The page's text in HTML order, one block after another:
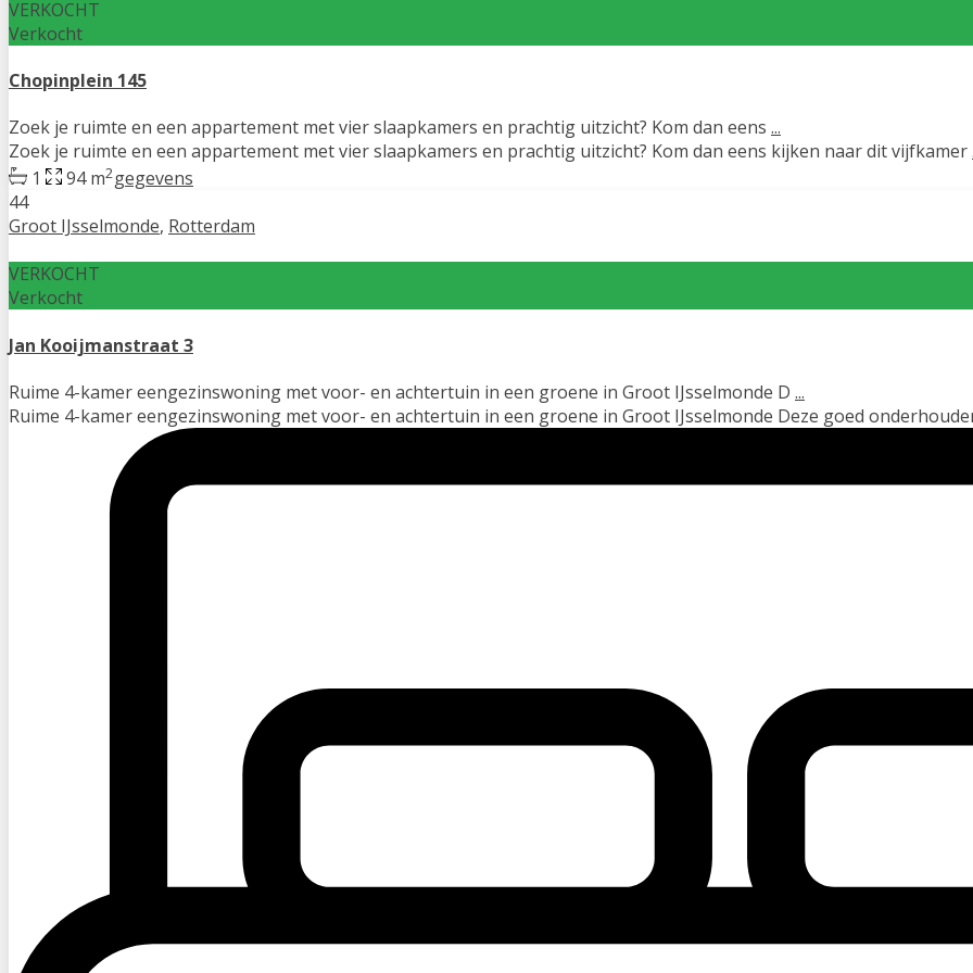
VERKOCHT
Verkocht
Chopinplein 145
Zoek je ruimte en een appartement met vier slaapkamers en prachtig uitzicht? Kom dan eens ...
Zoek je ruimte en een appartement met vier slaapkamers en prachtig uitzicht? Kom dan eens kijken naar dit vijfkamer
1
94 m2gegevens
44
Groot IJsselmonde, Rotterdam
VERKOCHT
Verkocht
Jan Kooijmanstraat 3
Ruime 4-kamer eengezinswoning met voor- en achtertuin in een groene in Groot IJsselmonde D ...
Ruime 4-kamer eengezinswoning met voor- en achtertuin in een groene in Groot IJsselmonde Deze goed